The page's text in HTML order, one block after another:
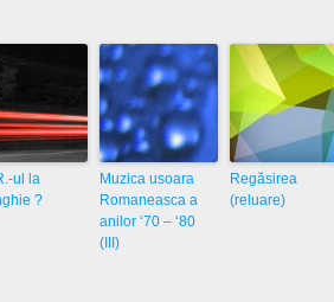
ul la
?
Muzica usoara
Romaneasca a
anilor ‘70 – ‘80
(III)
Regăsirea
(reluare)